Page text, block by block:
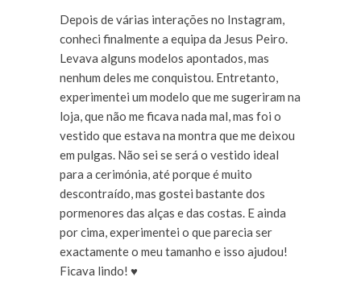
Depois de várias interações no Instagram,
conheci finalmente a equipa da Jesus Peiro.
Levava alguns modelos apontados, mas
nenhum deles me conquistou. Entretanto,
experimentei um modelo que me sugeriram na
loja, que não me ficava nada mal, mas foi o
vestido que estava na montra que me deixou
em pulgas. Não sei se será o vestido ideal
para a cerimónia, até porque é muito
descontraído, mas gostei bastante dos
pormenores das alças e das costas. E ainda
por cima, experimentei o que parecia ser
exactamente o meu tamanho e isso ajudou!
Ficava lindo! ♥